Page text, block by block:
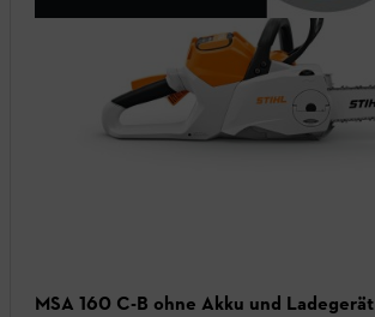
MSA 160 C-B ohne Akku und Ladegerät